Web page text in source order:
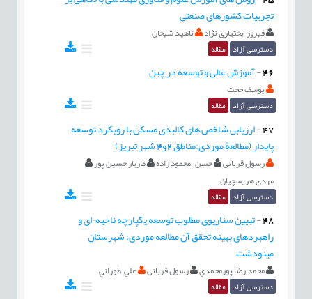
تجربیات کشورهای صنعتی
فیروز بختیاری نژاد ناهید شیخان
دسترسی آزاد مقاله
46
-آموزش عالی و توسعه در چین
یوسف حجت
دسترسی آزاد مقاله
47
-ارزیابی شاخص های کالبدی مسکن با رویکرد توسعه
پایدار (مطالعۀ موردی:مناطق 2و4 شهر تبریز)
رسول قربانی حسن محمود زاده
مازیار حسین پور
مهدی هریسچیان
دسترسی آزاد مقاله
48
-تبیین سناریوی مطلوب توسعه یکپارچه ناحیه¬ای و
راهبردهای بهینه تحقق آن مطالعه موردی: شهرستان
مینودشت
محمد رضا پورمحمدي رسول قربانی علي طوراني
دسترسی آزاد مقاله